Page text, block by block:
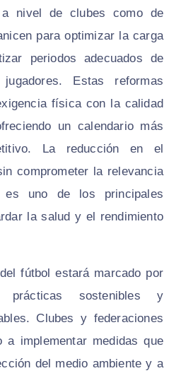
a nivel de clubes como de
para optimizar la carga
periodos adecuados de
Estas reformas
física con la calidad
un calendario más
La reducción en el
comprometer la relevancia
es uno de los principales
la salud y el rendimiento
fútbol estará marcado por
sostenibles y
Clubes y federaciones
a implementar medidas que
del medio ambiente y a